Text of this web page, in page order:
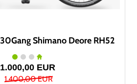
Shimano Deore RH52
1.000,00 EUR
1.400,00 EUR